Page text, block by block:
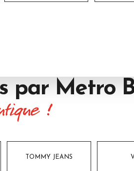
par Metro
!
TOMMY JEANS